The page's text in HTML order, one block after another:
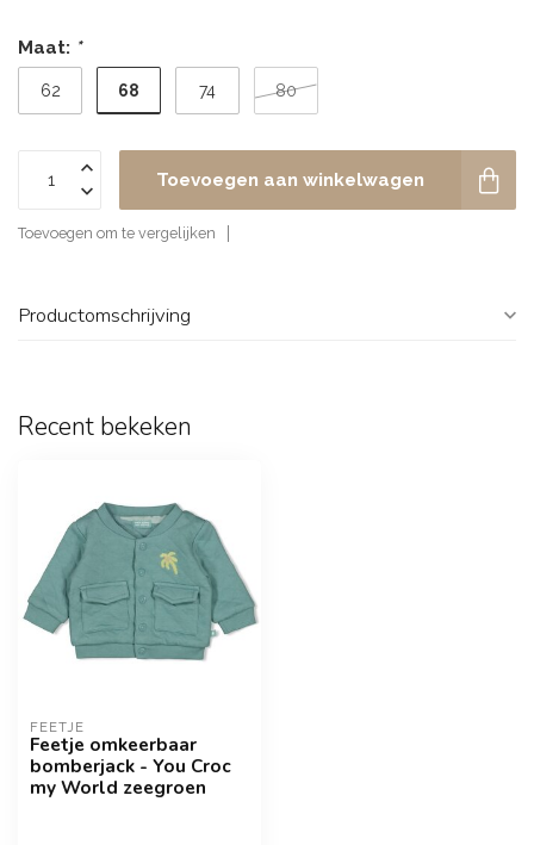
Maat: *
62 68 74 80
Toevoegen aan winkelwagen
Toevoegen om te vergelijken
Productomschrijving
Recent bekeken
FEETJE
Feetje omkeerbaar
bomberjack - You Croc
my World zeegroen